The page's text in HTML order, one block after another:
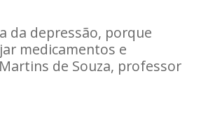
da depressão, porque
medicamentos e
de Souza, professor